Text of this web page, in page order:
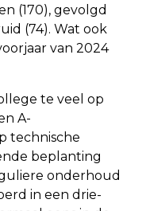
(170), gevolgd
(74). Wat ook
van 2024
te veel op
A-
technische
beplanting
onderhoud
in een drie-